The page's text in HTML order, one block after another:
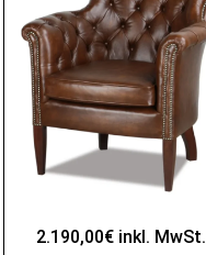
2.190,00€ inkl. MwSt.